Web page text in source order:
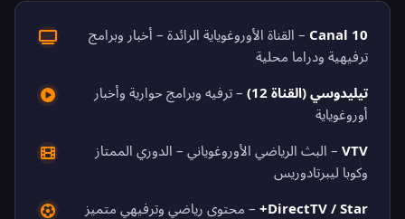
Canal 10 – القناة الأوروغوياية الرائدة – أخبار وبرامج
ترفيهية ودراما محلية
تيليدوسي (القناة 12)
– ترفيه وبرامج حوارية وأخبار
أوروغوياية
VTV – البث الرياضي الأوروغوياني – الدوري الممتاز
وكوبا ليبرتادوريس
DirectTV / Star+
– محتوى رياضي وترفيهي متميز